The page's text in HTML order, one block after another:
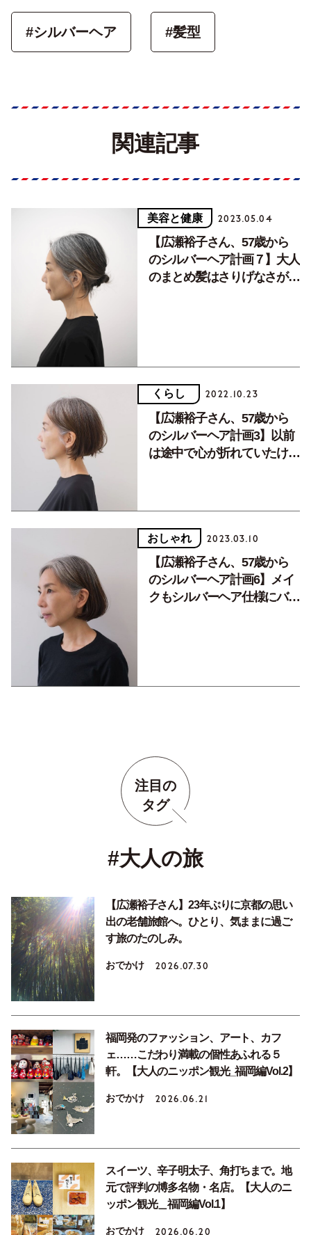
#シルバーヘア #髪型
関連記事
美容と健康 2023.05.04
【広瀬裕子さん、57歳から
のシルバーヘア計画７】大人
のまとめ髪はさりげなさが肝
くらし 2022.10.23
【広瀬裕子さん、57歳から
のシルバーヘア計画3】以前
は途中で心が折れていたけれ
おしゃれ 2023.03.10
【広瀬裕子さん、57歳から
のシルバーヘア計画6】メイ
クもシルバーヘア仕様にバー
注目の
タグ
#大人の旅
【広瀬裕子さん】23年ぶりに京都の思い
出の老舗旅館へ。ひとり、気ままに過ご
す旅のたのしみ。
おでかけ 2026.07.30
福岡発のファッション、アート、カフ
ェ……こだわり満載の個性あふれる５
軒。【大人のニッポン観光_福岡編Vol.2】
おでかけ 2026.06.21
スイーツ、辛子明太子、角打ちまで。地
元で評判の博多名物・名店。【大人のニ
ッポン観光＿福岡編Vol.1】
おでかけ 2026.06.20